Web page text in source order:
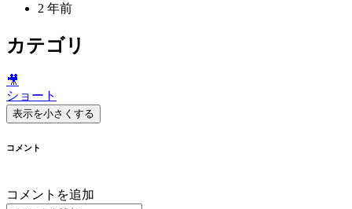
2 年前
カテゴリ
🎥
ショート
表示を小さくする
コメント
コメントを追加